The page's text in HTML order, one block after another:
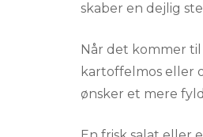
skaber en dejlig
Når det kommer
kartoffelmos eller
ønsker et mere